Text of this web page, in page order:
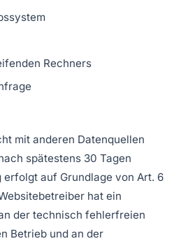
Rechners
mit anderen Datenquellen
spätestens 30 Tagen
auf Grundlage von Art. 6
hat ein
der technisch fehlerfreien
Betrieb und an der